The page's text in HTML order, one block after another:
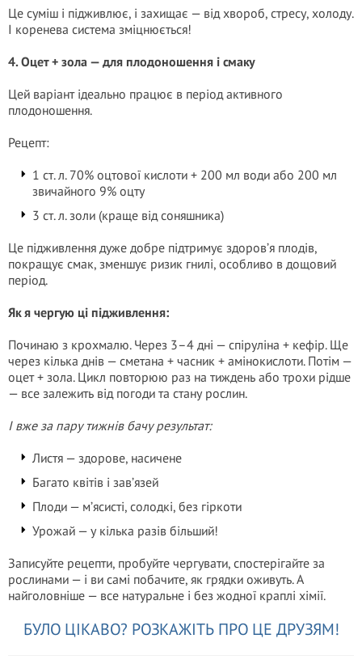
Це суміш і підживлює, і захищає — від хвороб, стресу, холоду.
І коренева система зміцнюється!
4. Оцет + зола — для плодоношення і смаку
Цей варіант ідеально працює в період активного
плодоношення.
Рецепт:
1 ст. л. 70% оцтової кислоти + 200 мл води або 200 мл
звичайного 9% оцту
3 ст. л. золи (краще від соняшника)
Це підживлення дуже добре підтримує здоров’я плодів,
покращує смак, зменшує ризик гнилі, особливо в дощовий
період.
Як я чергую ці підживлення:
Починаю з крохмалю. Через 3–4 дні — спіруліна + кефір. Ще
через кілька днів — сметана + часник + амінокислоти. Потім —
оцет + зола. Цикл повторюю раз на тиждень або трохи рідше
— все залежить від погоди та стану рослин.
І вже за пару тижнів бачу результат:
Листя — здорове, насичене
Багато квітів і зав’язей
Плоди — м’ясисті, солодкі, без гіркоти
Урожай — у кілька разів більший!
Записуйте рецепти, пробуйте чергувати, спостерігайте за
рослинами — і ви самі побачите, як грядки оживуть. А
найголовніше — все натуральне і без жодної краплі хімії.
БУЛО ЦІКАВО? РОЗКАЖІТЬ ПРО ЦЕ ДРУЗЯМ!